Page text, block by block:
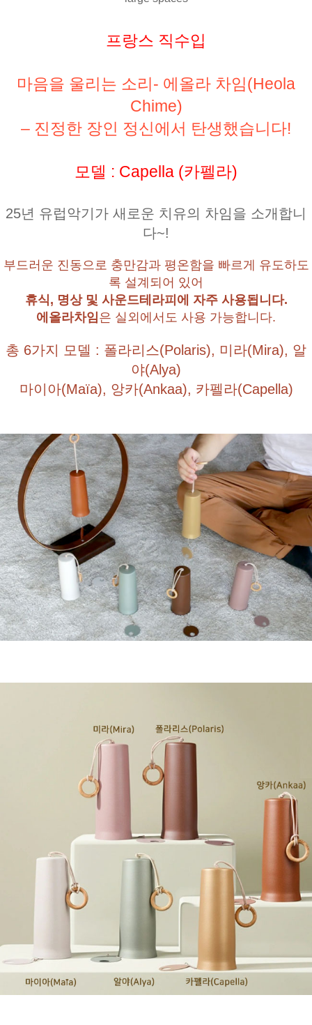
프랑스 직수입
마음을 울리는 소리- 에올라 차임(Heola
Chime)
– 진정한 장인 정신에서 탄생했습니다!
모델 : Capella (카펠라)
25년 유럽악기가 새로운 치유의 차임을 소개합니
다~!
부드러운 진동으로 충만감과 평온함을 빠르게 유도하도
록 설계되어 있어
휴식, 명상 및 사운드테라피에 자주 사용됩니다.
에올라차임 은 실외에서도 사용 가능합니다.
총 6가지 모델 : 폴라리스(Polaris), 미라(Mira), 알
야(Alya)
마이아(Maïa), 앙카(Ankaa), 카펠라(Capella)